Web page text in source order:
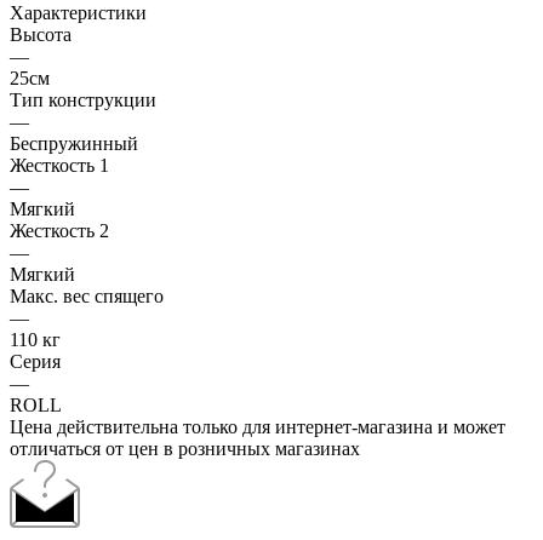
Характеристики
Высота
—
25см
Тип конструкции
—
Беспружинный
Жесткость 1
—
Мягкий
Жесткость 2
—
Мягкий
Макс. вес спящего
—
110 кг
Серия
—
ROLL
Цена действительна только для интернет-магазина и может
отличаться от цен в розничных магазинах